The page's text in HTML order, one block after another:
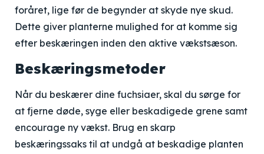
foråret, lige før de begynder at skyde nye skud.
Dette giver planterne mulighed for at komme sig
efter beskæringen inden den aktive vækstsæson.
Beskæringsmetoder
Når du beskærer dine fuchsiaer, skal du sørge for
at fjerne døde, syge eller beskadigede grene samt
encourage ny vækst. Brug en skarp
beskæringssaks til at undgå at beskadige planten